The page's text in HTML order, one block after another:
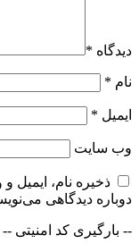
دیدگاه *
نام *
ایمیل *
وب‌ سایت
ذخیره نام، ایمیل
دوباره دیدگاهی
-- بارگیری کد امنیتی --